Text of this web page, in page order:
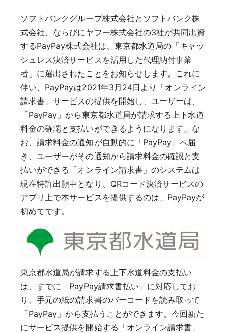
ソフトバンクグループ株式会社とソフトバンク株
式会社、ならびにヤフー株式会社の3社が共同出資
するPayPay株式会社は、東京都水道局の「キャッ
シュレス決済サービスを活用した代理納付事業
者」に選出されたことをお知らせします。これに
伴い、PayPayは2021年3月24日より「オンライン
請求書」サービスの提供を開始し、ユーザーは、
「PayPay」から東京都水道局が請求する上下水道
料金の確認と支払いができるようになります。な
お、請求料金の通知が自動的に「PayPay」へ届
き、ユーザーがその通知から請求料金の確認と支
払いができる「オンライン請求書」のシステムは
現在特許出願中となり、QRコード決済サービスの
アプリ上で本サービスを提供するのは、PayPayが
初めてです。
東京都水道局が請求する上下水道料金の支払い
は、すでに「PayPay請求書払い」に対応してお
り、手元の紙の請求書のバーコードを読み取って
「PayPay」から支払うことができます。今回新た
にサービス提供を開始する「オンライン請求書」